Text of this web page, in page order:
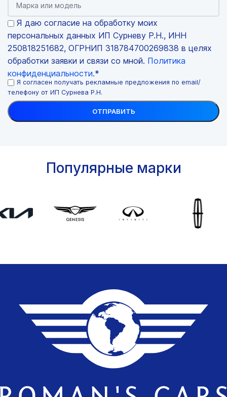
Я даю согласие на обработку моих
персональных данных ИП Сурневу Р.Н., ИНН
250818251682, ОГРНИП 318784700269838 в целях
обработки заявки и связи со мной. Политика
конфиденциальности.*
Я согласен получать рекламные предложения по email/
телефону от ИП Сурнева Р.Н.
Популярные марки